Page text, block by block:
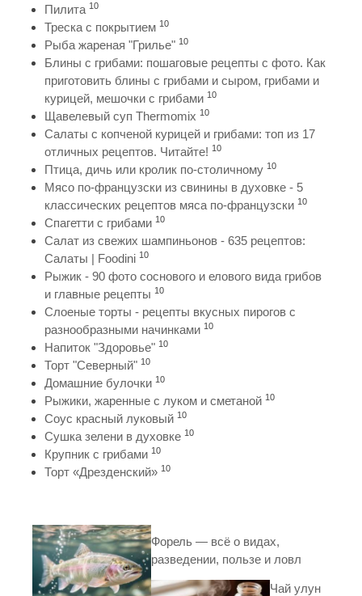
Пилита 10
Треска с покрытием 10
Рыба жареная "Грилье" 10
Блины с грибами: пошаговые рецепты с фото. Как
приготовить блины с грибами и сыром, грибами и
курицей, мешочки с грибами 10
Щавелевый суп Thermomix 10
Салаты с копченой курицей и грибами: топ из 17
отличных рецептов. Читайте! 10
Птица, дичь или кролик по-столичному 10
Мясо по-французски из свинины в духовке - 5
классических рецептов мяса по-французски 10
Спагетти с грибами 10
Салат из свежих шампиньонов - 635 рецептов:
Салаты | Foodini 10
Рыжик - 90 фото соснового и елового вида грибов
и главные рецепты 10
Слоеные торты - рецепты вкусных пирогов с
разнообразными начинками 10
Напиток "Здоровье" 10
Торт "Северный" 10
Домашние булочки 10
Рыжики, жаренные с луком и сметаной 10
Соус красный луковый 10
Сушка зелени в духовке 10
Крупник с грибами 10
Торт «Дрезденский» 10
Форель — всё о видах,
разведении, пользе и ловл
Чай улун